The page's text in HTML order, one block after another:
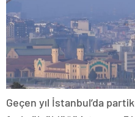
Geçen yıl İstanbul’da